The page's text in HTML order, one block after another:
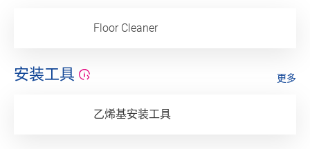
Floor Cleaner
安装工具
乙烯基安装工具
更多